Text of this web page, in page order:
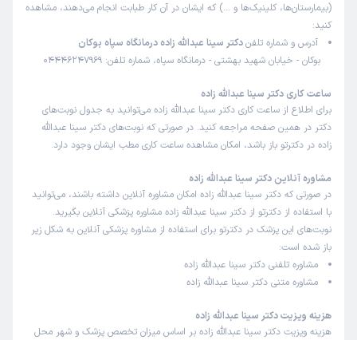
(بیمارستان‌ها، کلینیک‌ها و …) که ایشان در آن کار طبابت انجام می‌دهند، مشاهده
کنید:
آدرس و شماره تلفندکتر سینا عبدالله زاده درمانگاه سپاه بوکان
بوکان - خیابان شهید بهشتی - درمانگاه سپاه، شماره تلفن: 04446247969
ساعت کاری دکتر سینا عبدالله زاده
برای اطلاع از ساعت کاری دکتر سینا عبدالله زاده می‌توانید به جدول نوبت‌های
دکتر در همین صفحه مراجعه کنید. در صورتی که نوبت‌های دکتر سینا عبدالله
زاده در دکترتو باز باشد، امکان مشاهده ساعت کاری مطب ایشان وجود دارد.
مشاوره آنلاین دکتر سینا عبدالله زاده
در صورتی که دکتر سینا عبدالله زاده امکان مشاوره آنلاین داشته باشند، می‌توانید
با استفاده از دکترتو از دکتر سینا عبدالله زاده مشاوره پزشکی آنلاین بگیرید.
نوبت‌های این پزشک در دکترتو برای استفاده از مشاوره پزشکی آنلاین به شکل زیر
باز شده است:
مشاوره تلفنی دکتر سینا عبدالله زاده
مشاوره متنی دکتر سینا عبدالله زاده
هزینه ویزیت دکتر سینا عبدالله زاده
هزینه ویزیت دکتر سینا عبدالله زاده بر اساس میزان تخصص پزشک و شهر محل